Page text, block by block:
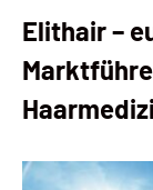
Elithair –